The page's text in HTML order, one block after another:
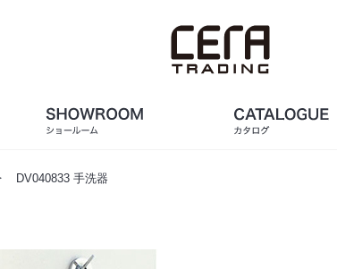
DV040833 手洗器